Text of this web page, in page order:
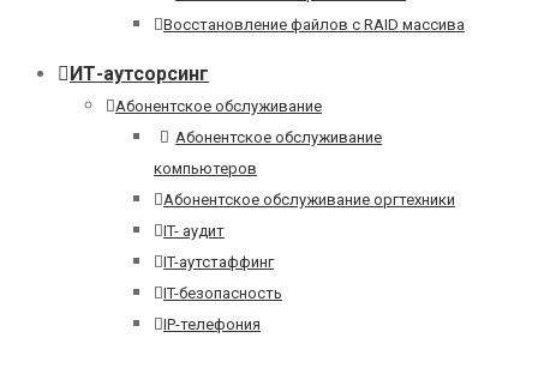
Восстановление файлов с RAID массива
ИТ-аутсорсинг
Абонентское обслуживание
Абонентское обслуживание
компьютеров
Абонентское обслуживание оргтехники
IT- аудит
IT-аутстаффинг
IT-безопасность
IP-телефония